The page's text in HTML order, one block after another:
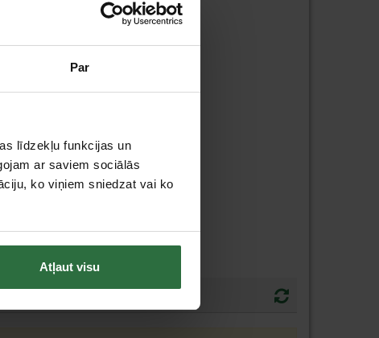
Par
līdzekļu funkcijas un
ar saviem sociālās
ko viņiem sniedzat vai ko
Atļaut visu